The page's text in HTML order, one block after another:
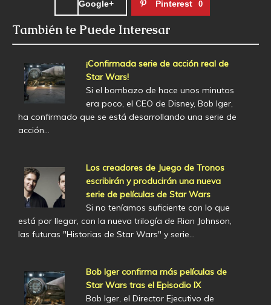
Google+ Pinterest 0
También te Puede Interesar
¡Confirmada serie de acción real de
Star Wars!
Si el bombazo de hace unos minutos
era poco, el CEO de Disney, Bob Iger,
ha confirmado que se está desarrollando una serie de
acción…
Los creadores de Juego de Tronos
escribirán y producirán una nueva
serie de películas de Star Wars
Si no teníamos suficiente con lo que
está por llegar, con la nueva trilogía de Rian Johnson,
las futuras "Historias de Star Wars" y serie…
Bob Iger confirma más películas de
Star Wars tras el Episodio IX
Bob Iger, el Director Ejecutivo de